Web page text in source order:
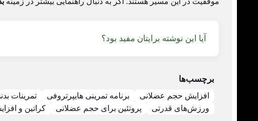
آیا این نوشته برایتان مفید بود؟
برچسب‌ها
افزایش حجم عضلانی برنامه تمرینی هایپرتروفی تمرینات
ورزش‌های قدرتی
پروتئین برای حجم عضلانی کراتین و